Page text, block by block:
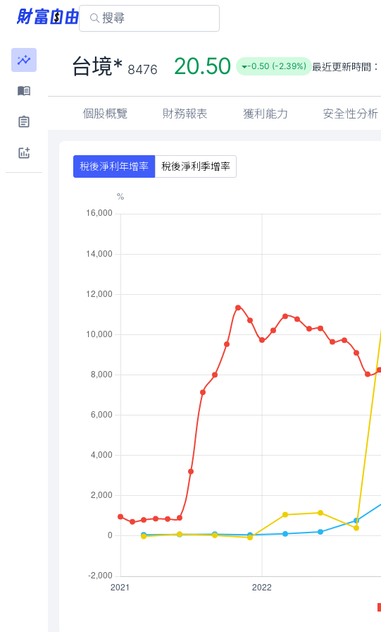
台境* 8476 20.50 -0.50 (-2.39%) 最近更新時間：
個股概覽 財務報表 獲利能力 安全性分析
稅後淨利年增率 稅後淨利季增率